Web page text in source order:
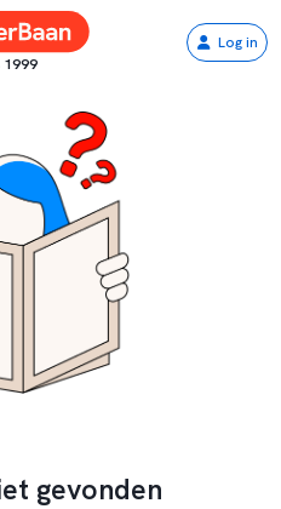
1999
Log in
gevonden